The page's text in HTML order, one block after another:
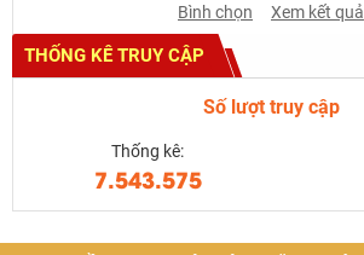
Bình chọn Xem kết quả
THỐNG KÊ TRUY CẬP
Số lượt truy cập
Thống kê:
7.543.575